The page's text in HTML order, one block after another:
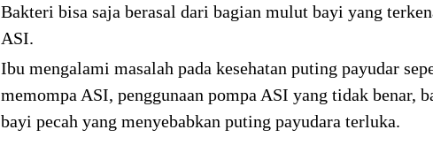
Bakteri bisa saja berasal dari bagian mulut bayi yang
ASI.
Ibu mengalami masalah pada kesehatan puting payudar
memompa ASI, penggunaan pompa ASI yang tidak
bayi pecah yang menyebabkan puting payudara terluka.